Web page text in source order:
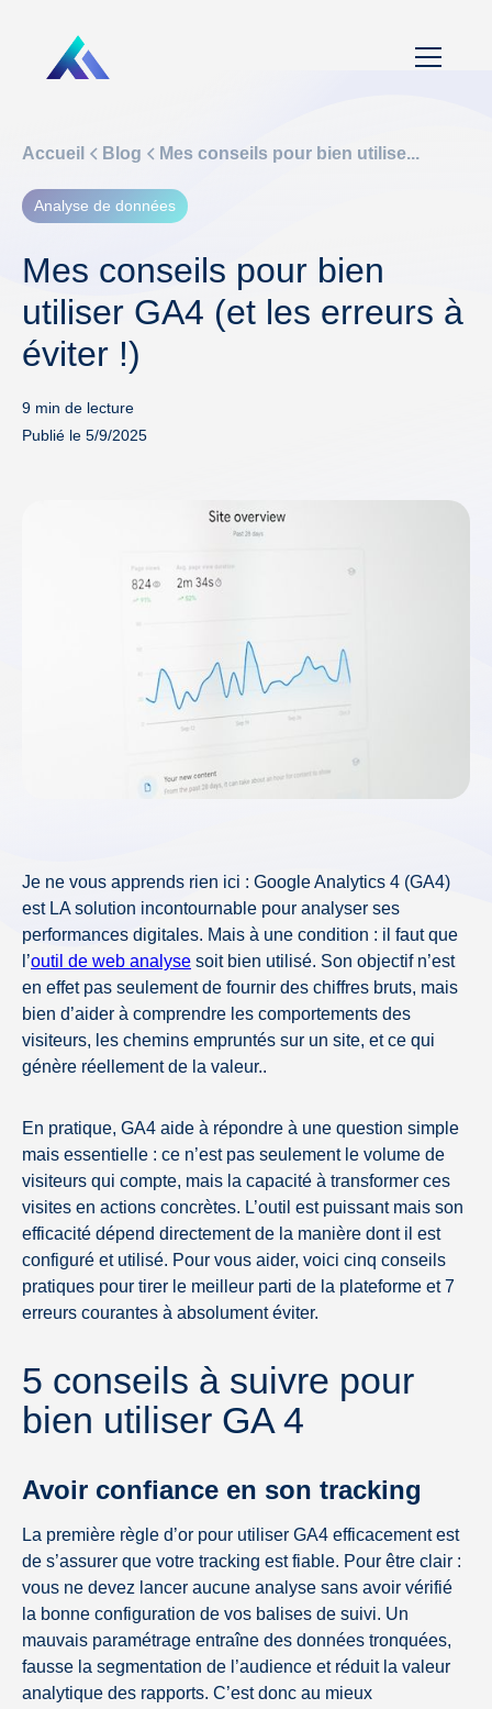
Accueil Blog Mes conseils pour bien utilise...
Analyse de données
Mes conseils pour bien
utiliser GA4 (et les erreurs à
éviter !)
9 min de lecture
Publié le 5/9/2025
Je ne vous apprends rien ici : Google Analytics 4 (GA4)
est LA solution incontournable pour analyser ses
performances digitales. Mais à une condition : il faut que
l’outil de web analyse soit bien utilisé. Son objectif n’est
en effet pas seulement de fournir des chiffres bruts, mais
bien d’aider à comprendre les comportements des
visiteurs, les chemins empruntés sur un site, et ce qui
génère réellement de la valeur..
En pratique, GA4 aide à répondre à une question simple
mais essentielle : ce n’est pas seulement le volume de
visiteurs qui compte, mais la capacité à transformer ces
visites en actions concrètes. L’outil est puissant mais son
efficacité dépend directement de la manière dont il est
configuré et utilisé. Pour vous aider, voici cinq conseils
pratiques pour tirer le meilleur parti de la plateforme et 7
erreurs courantes à absolument éviter.
5 conseils à suivre pour
bien utiliser GA 4
Avoir confiance en son tracking
La première règle d’or pour utiliser GA4 efficacement est
de s’assurer que votre tracking est fiable. Pour être clair :
vous ne devez lancer aucune analyse sans avoir vérifié
la bonne configuration de vos balises de suivi. Un
mauvais paramétrage entraîne des données tronquées,
fausse la segmentation de l’audience et réduit la valeur
analytique des rapports. C’est donc au mieux